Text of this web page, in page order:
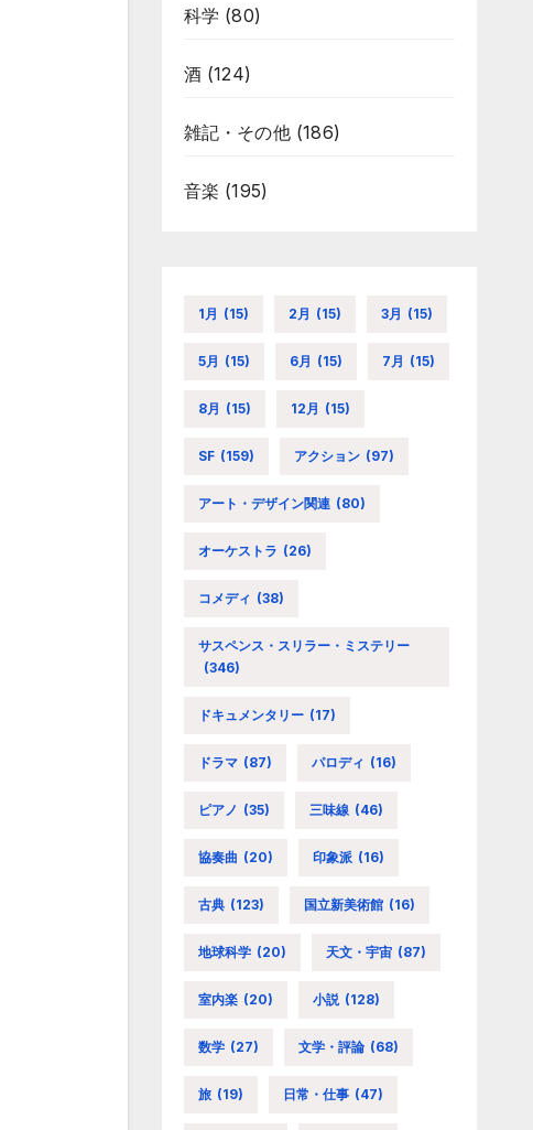
科学 (80)
酒(124)
雑記・その他(186)
音楽 (195)
1月 (15) 2月 (15) 3月 (15)
5月 (15) 6月 (15) 7月 (15)
8月 (15) 12月 (15)
SF (159) アクション (97)
アート・デザイン関連 (80)
オーケストラ (26)
コメディ (38)
サスペンス・スリラー・ミステリー
(346)
ドキュメンタリー (17)
ドラマ (87) パロディ (16)
ピアノ (35) 三味線 (46)
協奏曲 (20) 印象派 (16)
古典 (123) 国立新美術館 (16)
地球科学 (20) 天文・宇宙 (87)
室内楽 (20) 小説 (128)
数学 (27) 文学・評論 (68)
旅 (19) 日常・仕事 (47)